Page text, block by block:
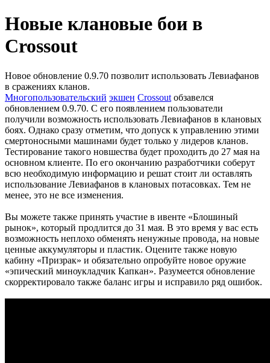
Новые клановые бои в
Crossout
Новое обновление 0.9.70 позволит использовать Левиафанов
в сражениях кланов.
Многопользовательский экшен Crossout обзавелся
обновлением 0.9.70. С его появлением пользователи
получили возможность использовать Левиафанов в клановых
боях. Однако сразу отметим, что допуск к управлению этими
смертоносными машинами будет только у лидеров кланов.
Тестирование такого новшества будет проходить до 27 мая на
основном клиенте. По его окончанию разработчики соберут
всю необходимую информацию и решат стоит ли оставлять
использование Левиафанов в клановых потасовках. Тем не
менее, это не все изменения.
Вы можете также принять участие в ивенте «Блошиный
рынок», который продлится до 31 мая. В это время у вас есть
возможность неплохо обменять ненужные провода, на новые
ценные аккумуляторы и пластик. Оцените также новую
кабину «Призрак» и обязательно опробуйте новое оружие
«эпический миноукладчик Капкан». Разумеется обновление
скорректировало также баланс игры и исправило ряд ошибок.